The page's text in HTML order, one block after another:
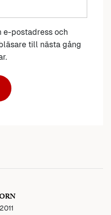
e-postadress och
till nästa gång